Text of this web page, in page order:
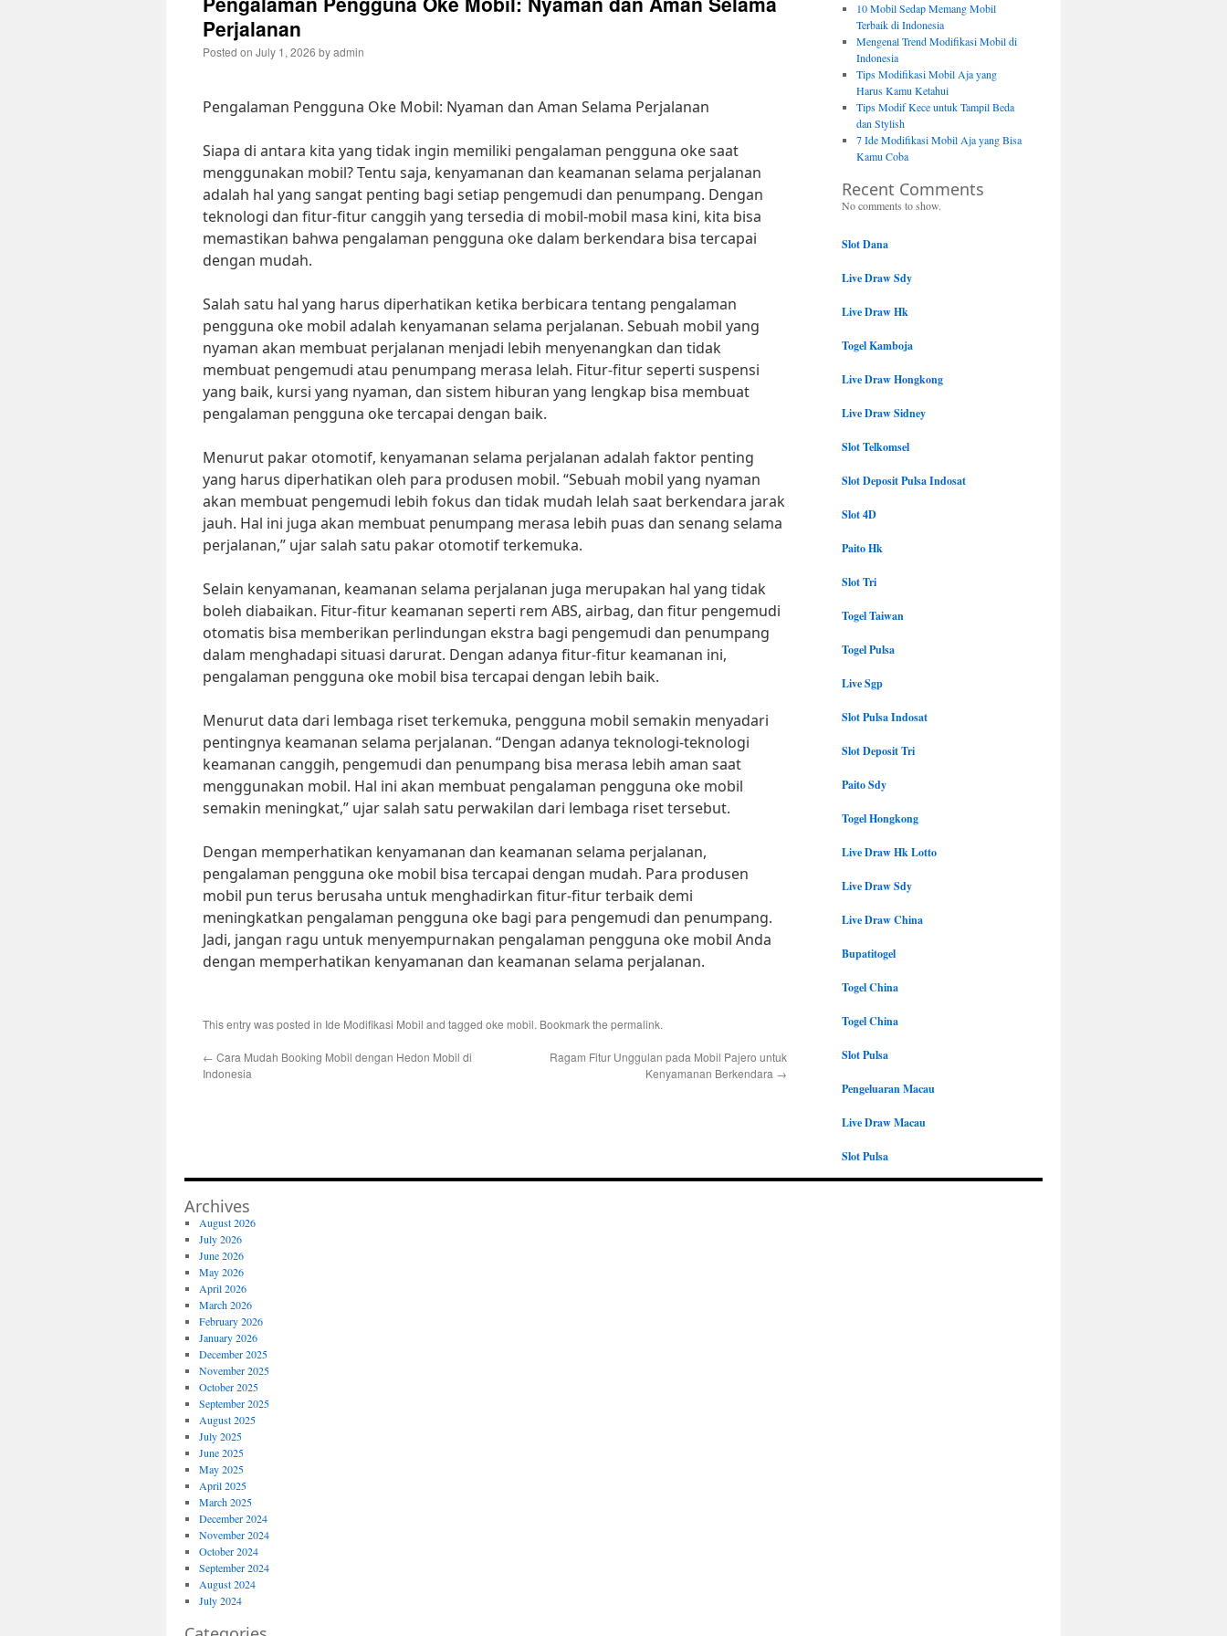
Perjalanan
Posted on July 1, 2026 byadmin
Pengalaman Pengguna Oke Mobil: Nyaman dan Aman Selama Perjalanan
Siapa di antara kita yang tidak ingin memiliki pengalaman pengguna oke saat
menggunakan mobil? Tentu saja, kenyamanan dan keamanan selama perjalanan
adalah hal yang sangat penting bagi setiap pengemudi dan penumpang. Dengan
teknologi dan fitur-fitur canggih yang tersedia di mobil-mobil masa kini, kita bisa
memastikan bahwa pengalaman pengguna oke dalam berkendara bisa tercapai
dengan mudah.
Salah satu hal yang harus diperhatikan ketika berbicara tentang pengalaman
pengguna oke mobil adalah kenyamanan selama perjalanan. Sebuah mobil yang
nyaman akan membuat perjalanan menjadi lebih menyenangkan dan tidak
membuat pengemudi atau penumpang merasa lelah. Fitur-fitur seperti suspensi
yang baik, kursi yang nyaman, dan sistem hiburan yang lengkap bisa membuat
pengalaman pengguna oke tercapai dengan baik.
Menurut pakar otomotif, kenyamanan selama perjalanan adalah faktor penting
yang harus diperhatikan oleh para produsen mobil. “Sebuah mobil yang nyaman
akan membuat pengemudi lebih fokus dan tidak mudah lelah saat berkendara jarak
jauh. Hal ini juga akan membuat penumpang merasa lebih puas dan senang selama
perjalanan,” ujar salah satu pakar otomotif terkemuka.
Selain kenyamanan, keamanan selama perjalanan juga merupakan hal yang tidak
boleh diabaikan. Fitur-fitur keamanan seperti rem ABS, airbag, dan fitur pengemudi
otomatis bisa memberikan perlindungan ekstra bagi pengemudi dan penumpang
dalam menghadapi situasi darurat. Dengan adanya fitur-fitur keamanan ini,
pengalaman pengguna oke mobil bisa tercapai dengan lebih baik.
Menurut data dari lembaga riset terkemuka, pengguna mobil semakin menyadari
pentingnya keamanan selama perjalanan. “Dengan adanya teknologi-teknologi
keamanan canggih, pengemudi dan penumpang bisa merasa lebih aman saat
menggunakan mobil. Hal ini akan membuat pengalaman pengguna oke mobil
semakin meningkat,” ujar salah satu perwakilan dari lembaga riset tersebut.
Dengan memperhatikan kenyamanan dan keamanan selama perjalanan,
pengalaman pengguna oke mobil bisa tercapai dengan mudah. Para produsen
mobil pun terus berusaha untuk menghadirkan fitur-fitur terbaik demi
meningkatkan pengalaman pengguna oke bagi para pengemudi dan penumpang.
Jadi, jangan ragu untuk menyempurnakan pengalaman pengguna oke mobil Anda
dengan memperhatikan kenyamanan dan keamanan selama perjalanan.
This entry was posted in Ide Modifikasi Mobil and tagged oke mobil. Bookmark the permalink.
← Cara Mudah Booking Mobil dengan Hedon Mobil di
Indonesia
Ragam Fitur Unggulan pada Mobil Pajero untuk
Kenyamanan Berkendara →
10 Mobil Sedap Memang Mobil
Terbaik di Indonesia
Mengenal Trend Modifikasi Mobil di
Indonesia
Tips Modifikasi Mobil Aja yang
Harus Kamu Ketahui
Tips Modif Kece untuk Tampil Beda
dan Stylish
7 Ide Modifikasi Mobil Aja yang Bisa
Kamu Coba
Recent Comments
No comments to show.
Slot Dana
Live Draw Sdy
Live Draw Hk
Togel Kamboja
Live Draw Hongkong
Live Draw Sidney
Slot Telkomsel
Slot Deposit Pulsa Indosat
Slot 4D
Paito Hk
Slot Tri
Togel Taiwan
Togel Pulsa
Live Sgp
Slot Pulsa Indosat
Slot Deposit Tri
Paito Sdy
Togel Hongkong
Live Draw Hk Lotto
Live Draw Sdy
Live Draw China
Bupatitogel
Togel China
Togel China
Slot Pulsa
Pengeluaran Macau
Live Draw Macau
Slot Pulsa
Archives
August 2026
July 2026
June 2026
May 2026
April 2026
March 2026
February 2026
January 2026
December 2025
November 2025
October 2025
September 2025
August 2025
July 2025
June 2025
May 2025
April 2025
March 2025
December 2024
November 2024
October 2024
September 2024
August 2024
July 2024